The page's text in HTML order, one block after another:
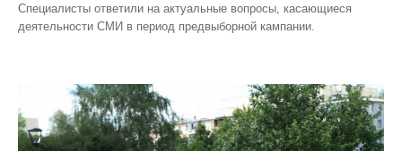
Специалисты ответили на актуальные вопросы, касающиеся
деятельности СМИ в период предвыборной кампании.